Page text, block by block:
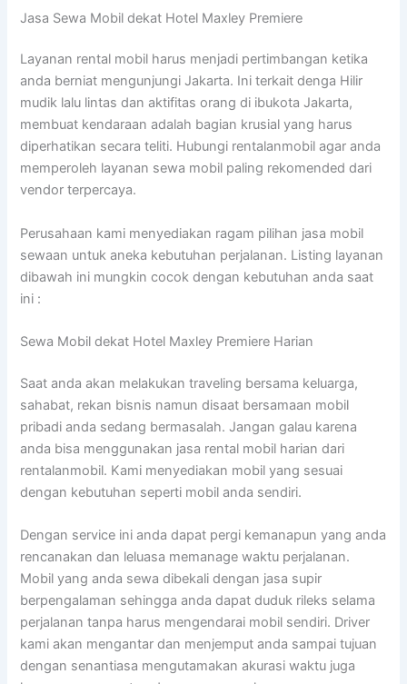
Jasa Sewa Mobil dekat Hotel Maxley Premiere
Layanan rental mobil harus menjadi pertimbangan ketika
anda berniat mengunjungi Jakarta. Ini terkait denga Hilir
mudik lalu lintas dan aktifitas orang di ibukota Jakarta,
membuat kendaraan adalah bagian krusial yang harus
diperhatikan secara teliti. Hubungi rentalanmobil agar anda
memperoleh layanan sewa mobil paling rekomended dari
vendor terpercaya.
Perusahaan kami menyediakan ragam pilihan jasa mobil
sewaan untuk aneka kebutuhan perjalanan. Listing layanan
dibawah ini mungkin cocok dengan kebutuhan anda saat
ini :
Sewa Mobil dekat Hotel Maxley Premiere Harian
Saat anda akan melakukan traveling bersama keluarga,
sahabat, rekan bisnis namun disaat bersamaan mobil
pribadi anda sedang bermasalah. Jangan galau karena
anda bisa menggunakan jasa rental mobil harian dari
rentalanmobil. Kami menyediakan mobil yang sesuai
dengan kebutuhan seperti mobil anda sendiri.
Dengan service ini anda dapat pergi kemanapun yang anda
rencanakan dan leluasa memanage waktu perjalanan.
Mobil yang anda sewa dibekali dengan jasa supir
berpengalaman sehingga anda dapat duduk rileks selama
perjalanan tanpa harus mengendarai mobil sendiri. Driver
kami akan mengantar dan menjemput anda sampai tujuan
dengan senantiasa mengutamakan akurasi waktu juga